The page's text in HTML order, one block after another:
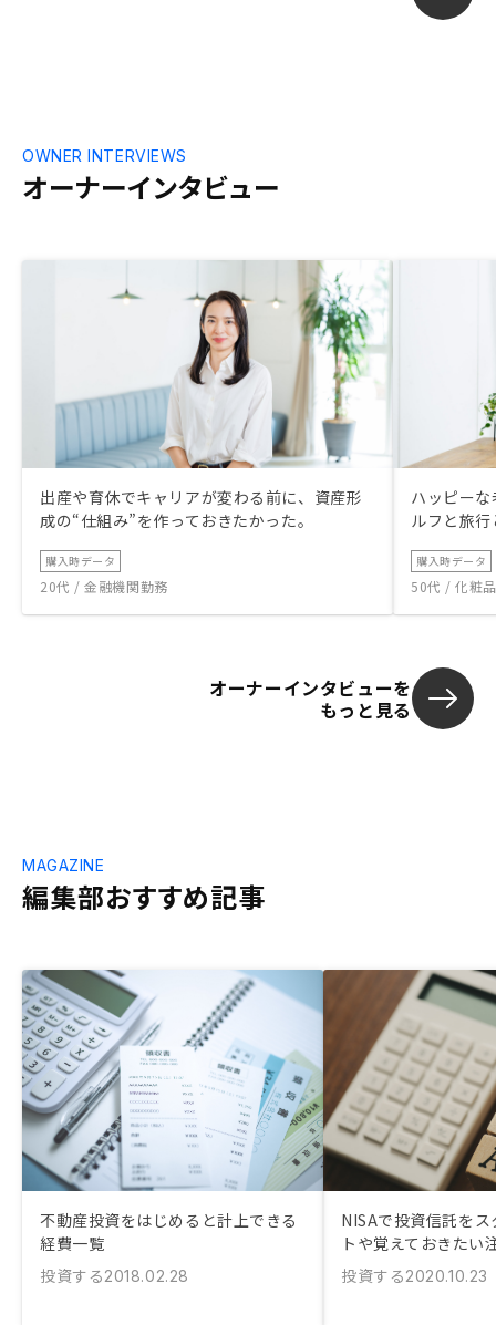
オーナーインタビュー
OWNER INTERVIEWS
出産や育休でキャリアが変わる前に、資産形
成の“仕組み”を作っておきたかった。
購入時データ
20代 / 金融機関勤務
ハッピー
ルフと旅
購入時データ
50代 / 化粧
オーナーインタビューを
もっと見る
編集部おすすめ記事
MAGAZINE
不動産投資をはじめると計上できる
経費一覧
投資する2018.02.28
NISAで投資信託を
トや覚えておきたい
投資する2020.10.23